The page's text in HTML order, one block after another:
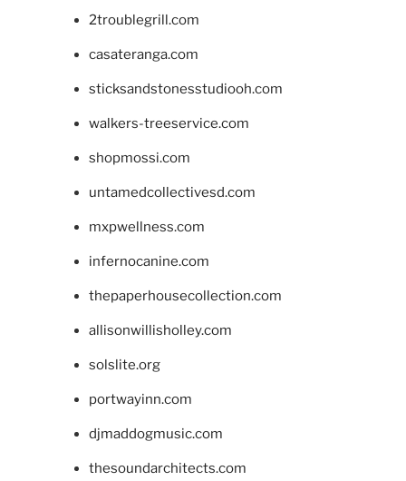
2troublegrill.com
casateranga.com
sticksandstonesstudiooh.com
walkers-treeservice.com
shopmossi.com
untamedcollectivesd.com
mxpwellness.com
infernocanine.com
thepaperhousecollection.com
allisonwillisholley.com
solslite.org
portwayinn.com
djmaddogmusic.com
thesoundarchitects.com